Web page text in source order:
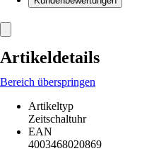
Artikeldetails
Bereich überspringen
Artikeltyp
Zeitschaltuhr
EAN
4003468020869